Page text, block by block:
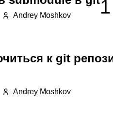
Andrey Moshkov 1
к git
Andrey Moshkov